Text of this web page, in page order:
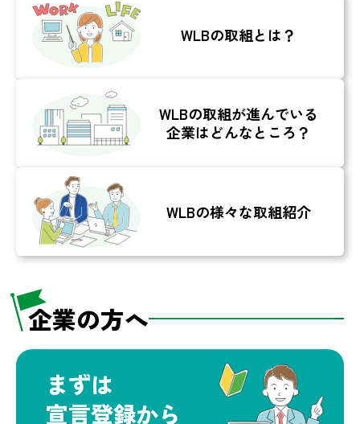
WLBの取組とは？
WLBの取組が進んでいる
企業はどんなところ？
WLBの様々な取組紹介
企業の方へ
まずは
宣言登録から